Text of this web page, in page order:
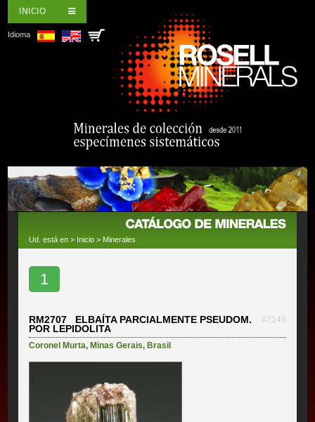
INICIO
Idioma
Ud. está en > Inicio > Minerales
1
RM2707 ELBAÍTA PARCIALMENTE PSEUDOM.
POR LEPIDOLITA
#2149
Coronel Murta, Minas Gerais, Brasil